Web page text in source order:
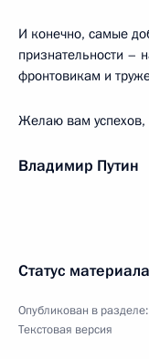
И конечно, самые
признательности –
фронтовикам и
Желаю вам успехов,
Владимир Путин
Статус материала
Опубликован в разделе:
Текстовая версия